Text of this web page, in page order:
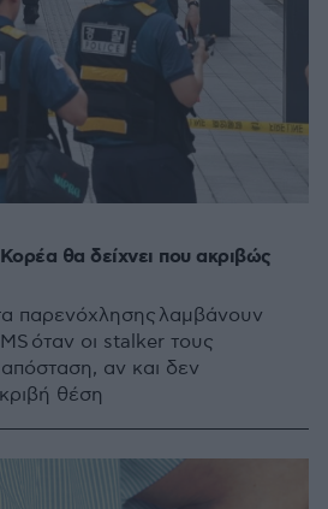
θα δείχνει που ακριβώς
παρενόχλησης λαμβάνουν
όταν οι stalker τους
αν και δεν
θέση